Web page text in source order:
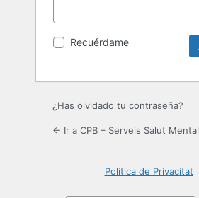
Recuérdame
¿Has olvidado tu contraseña?
← Ir a CPB – Serveis Salut Mental
Política de Privacitat